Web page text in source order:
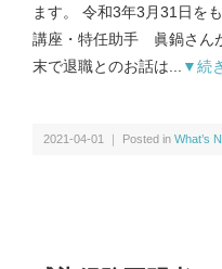
ます。 令和3年3月31日を
講座・特任助手 眞鍋さん
末で退職とのお話は...
▼続
2021-04-01 ｜ Posted in What’s